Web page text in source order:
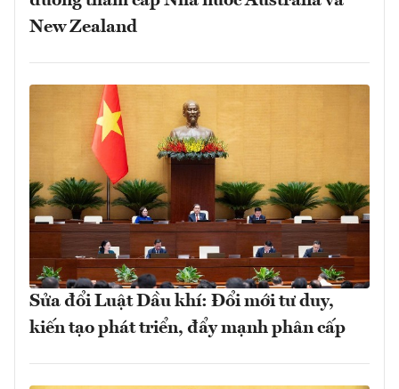
New Zealand
Sửa đổi Luật Dầu khí: Đổi mới tư duy,
kiến tạo phát triển, đẩy mạnh phân cấp